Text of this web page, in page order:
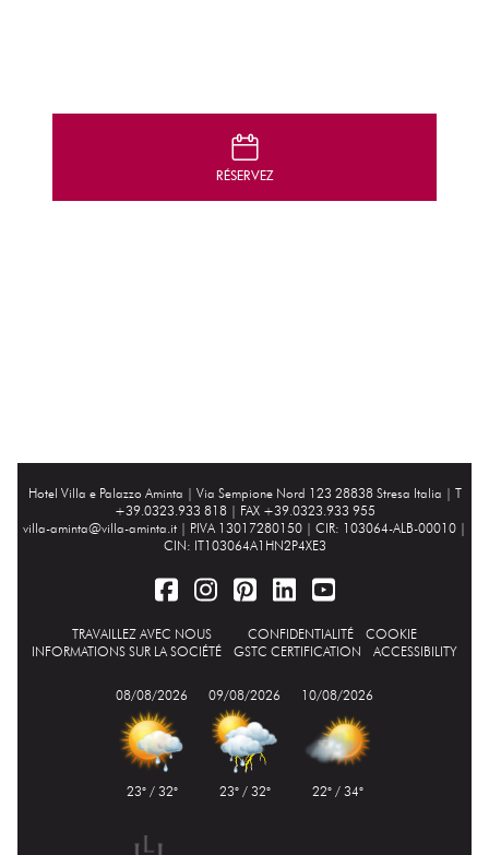
D
RÉSERVEZ
Hotel Villa e Palazzo Aminta | Via Sempione Nord 123 28838 Stresa Italia | T
+39.0323.933 818 | FAX +39.0323.933 955
villa-aminta@villa-aminta.it | P.IVA 13017280150 | CIR: 103064-ALB-00010 |
CIN: IT103064A1HN2P4XE3
TRAVAILLEZ AVEC NOUS CONFIDENTIALITÉ
COOKIE
INFORMATIONS SUR LA SOCIÉTÉ
GSTC CERTIFICATION ACCESSIBILITY
08/08/2026
23° / 32°
09/08/2026
23° / 32°
10/08/2026
22° / 34°